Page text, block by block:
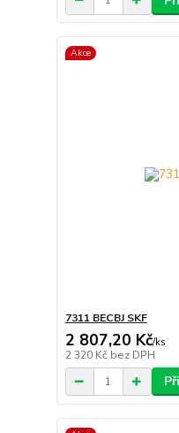
Akce
7311 BECBJ SKF
2 807,20 Kč/ks
2 320 Kč bez DPH